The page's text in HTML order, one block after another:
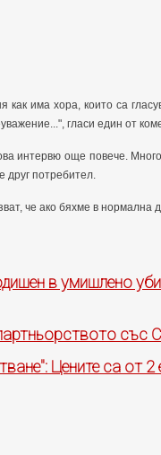
как има хора, които са
гласи един от
интервю още повече.
друг потребител.
че ако бяхме в
в умишлено
със
Цените са от